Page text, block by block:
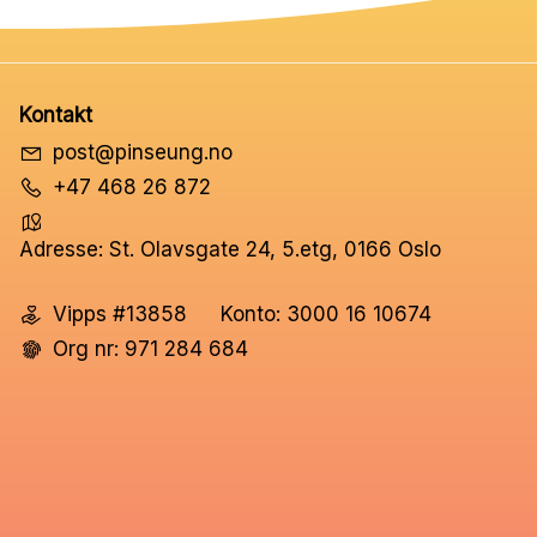
Kontakt
post@pinseung.no
+47 468 26 872
Adresse: St. Olavsgate 24, 5.etg, 0166 Oslo
Vipps #13858
Konto: 3000 16 10674
Org nr: 971 284 684